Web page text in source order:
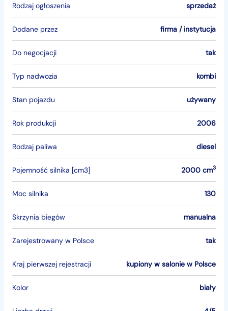
Rodzaj ogłoszenia sprzedaż
Dodane przez firma / instytucja
Do negocjacji tak
Typ nadwozia kombi
Stan pojazdu używany
Rok produkcji 2006
Rodzaj paliwa diesel
Pojemność silnika [cm3] 2000 cm3
Moc silnika 130
Skrzynia biegów manualna
Zarejestrowany w Polsce tak
Kraj pierwszej rejestracji kupiony w salonie w Polsce
Kolor biały